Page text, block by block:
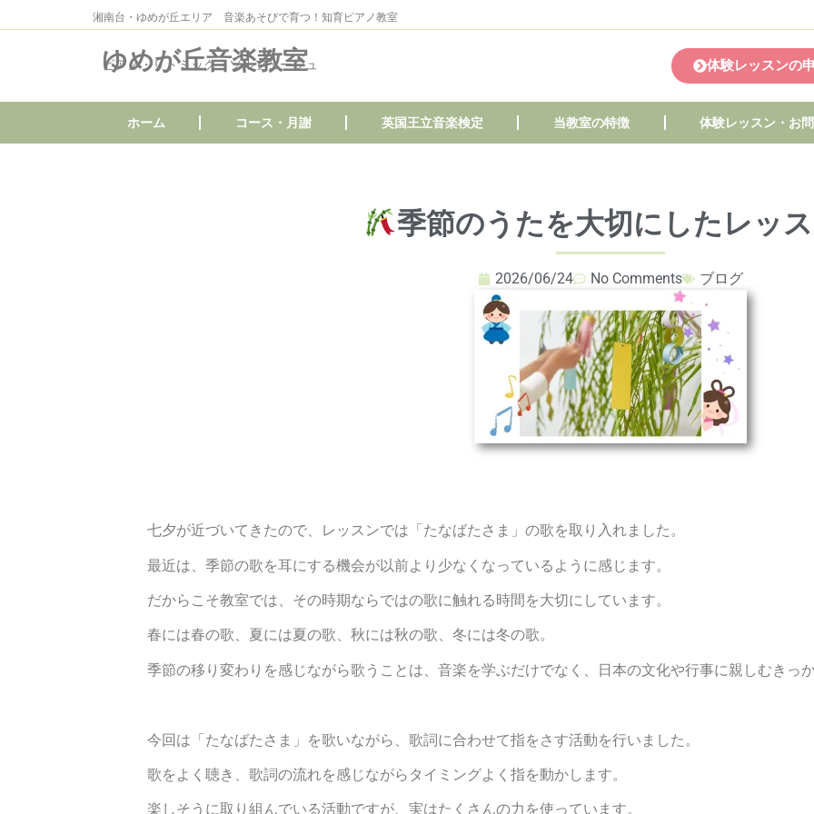
湘南台・ゆめが丘エリア 音楽あそびで育つ！知育ピアノ教室
ゆめが丘音楽教室
ピアノ・リトミック・ソルフェージュ 体験レッスンの
ホーム コース・月謝 英国王立音楽検定 当教室の特徴 体験レッスン・お
季節のうたを大切にしたレッ
2026/06/24 No Comments ブログ
七夕が近づいてきたので、レッスンでは「たなばたさま」の歌を取り入れました。
最近は、季節の歌を耳にする機会が以前より少なくなっているように感じます。
だからこそ教室では、その時期ならではの歌に触れる時間を大切にしています。
春には春の歌、夏には夏の歌、秋には秋の歌、冬には冬の歌。
季節の移り変わりを感じながら歌うことは、音楽を学ぶだけでなく、日本の文化や行事に親しむきっ
今回は「たなばたさま」を歌いながら、歌詞に合わせて指をさす活動を行いました。
歌をよく聴き、歌詞の流れを感じながらタイミングよく指を動かします。
楽しそうに取り組んでいる活動ですが、実はたくさんの力を使っています。